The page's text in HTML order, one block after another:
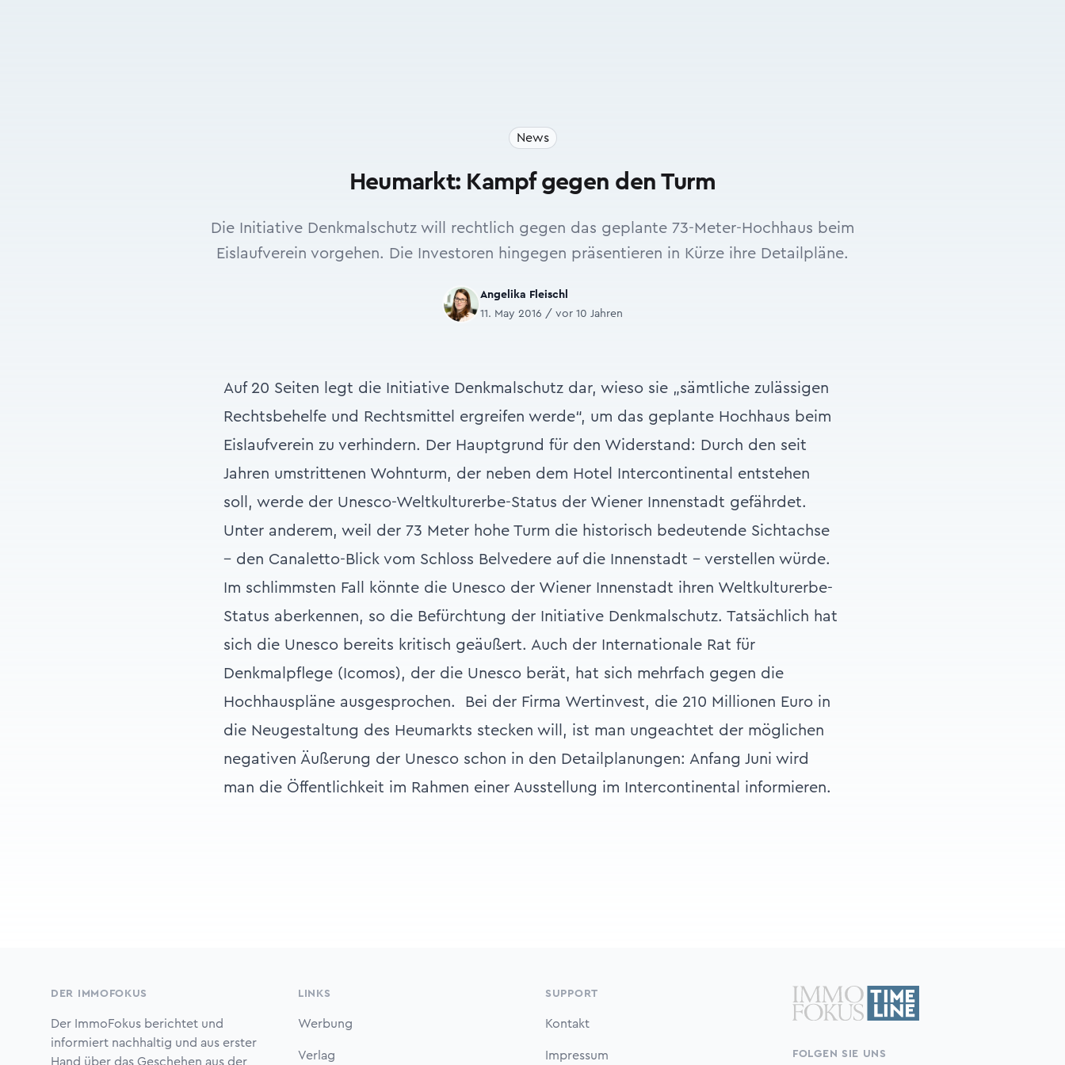
News
Heumarkt: Kampf gegen den Turm
Die Initiative Denkmalschutz will rechtlich gegen das geplante 73-Meter-Hochhaus beim
Eislaufverein vorgehen. Die Investoren hingegen präsentieren in Kürze ihre Detailpläne.
Angelika Fleischl
11. May 2016 / vor 10 Jahren
Auf 20 Seiten legt die Initiative Denkmalschutz dar, wieso sie „sämtliche zulässigen
Rechtsbehelfe und Rechtsmittel ergreifen werde“, um das geplante Hochhaus beim
Eislaufverein zu verhindern. Der Hauptgrund für den Widerstand: Durch den seit
Jahren umstrittenen Wohnturm, der neben dem Hotel Intercontinental entstehen
soll, werde der Unesco-Weltkulturerbe-Status der Wiener Innenstadt gefährdet.
Unter anderem, weil der 73 Meter hohe Turm die historisch bedeutende Sichtachse
– den Canaletto-Blick vom Schloss Belvedere auf die Innenstadt – verstellen würde.
Im schlimmsten Fall könnte die Unesco der Wiener Innenstadt ihren Weltkulturerbe-
Status aberkennen, so die Befürchtung der Initiative Denkmalschutz. Tatsächlich hat
sich die Unesco bereits kritisch geäußert. Auch der Internationale Rat für
Denkmalpflege (Icomos), der die Unesco berät, hat sich mehrfach gegen die
Hochhauspläne ausgesprochen.
Bei der Firma Wertinvest, die 210 Millionen Euro in
die Neugestaltung des Heumarkts stecken will, ist man ungeachtet der möglichen
negativen Äußerung der Unesco schon in den Detailplanungen: Anfang Juni wird
man die Öffentlichkeit im Rahmen einer Ausstellung im Intercontinental informieren.
DER IMMOFOKUS
Der ImmoFokus berichtet und
informiert nachhaltig und aus erster
Hand über das Geschehen aus der
LINKS
Werbung
Verlag
SUPPORT
Kontakt
Impressum FOLGEN SIE UNS